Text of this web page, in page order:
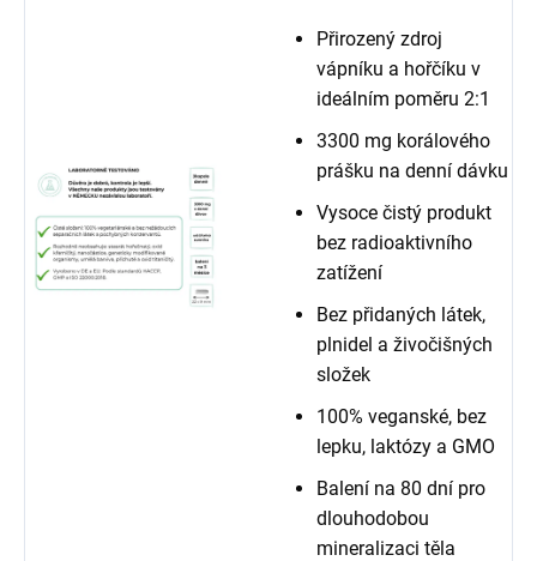
Přirozený zdroj
vápníku a hořčíku v
ideálním poměru 2:1
3300 mg korálového
prášku na denní dávku
Vysoce čistý produkt
bez radioaktivního
zatížení
Bez přidaných látek,
plnidel a živočišných
složek
100% veganské, bez
lepku, laktózy a GMO
Balení na 80 dní pro
dlouhodobou
mineralizaci těla